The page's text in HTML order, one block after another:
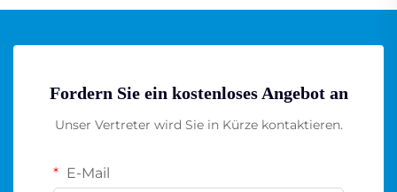
Fordern Sie ein kostenloses Angebot an
Unser Vertreter wird Sie in Kürze kontaktieren.
E-Mail